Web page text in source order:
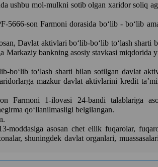
ushbu mol-mulkni sotib olgan xaridor soliq
5666-son Farmoni dorasida bo‘lib - bo‘lib
Davlat aktivlari bo‘lib-bo‘lib to‘lash sharti
Markaziy bankning asosiy stavkasi miqdorida
bo‘lib to‘lash sharti bilan sotilgan davlat
mazkur davlat aktivlarini kredit
Farmoni 1-ilovasi 24-bandi talablariga
qo‘llanilmasligi belgilangan.
moddasiga asosan сhet ellik fuqarolar,
shuningdek davlat organlari,